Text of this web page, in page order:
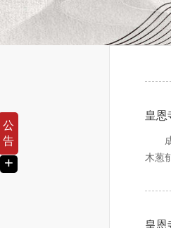
公
告
+
皇恩
成
木葱
牌坊
皇恩